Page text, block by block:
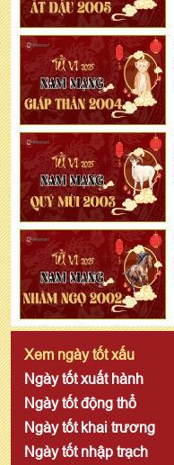
Xem ngày tốt xấu
Ngày tốt xuất hành
Ngày tốt động thổ
Ngày tốt khai trương
Ngày tốt nhập trạch